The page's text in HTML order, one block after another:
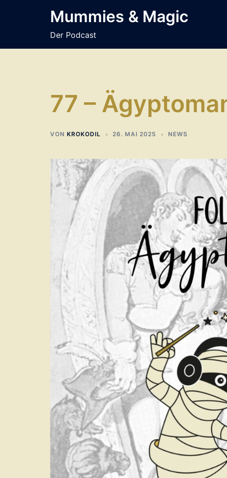
Mummies & Magic
Der Podcast
77 –
VON KROKODIL 26. MAI 2025 NEWS